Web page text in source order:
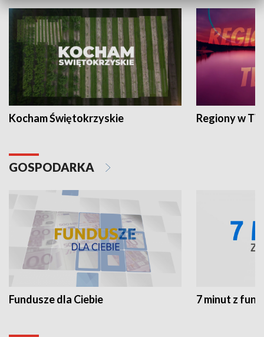
Kocham Świętokrzyskie Regiony w
GOSPODARKA
Fundusze dla Ciebie 7 minut z